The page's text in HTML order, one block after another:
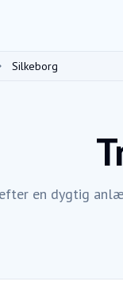
Silkeborg
en dygtig